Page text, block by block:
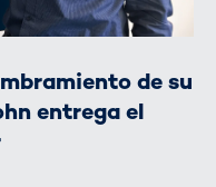
de su
entrega el